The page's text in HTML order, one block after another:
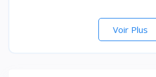
Voir Plus